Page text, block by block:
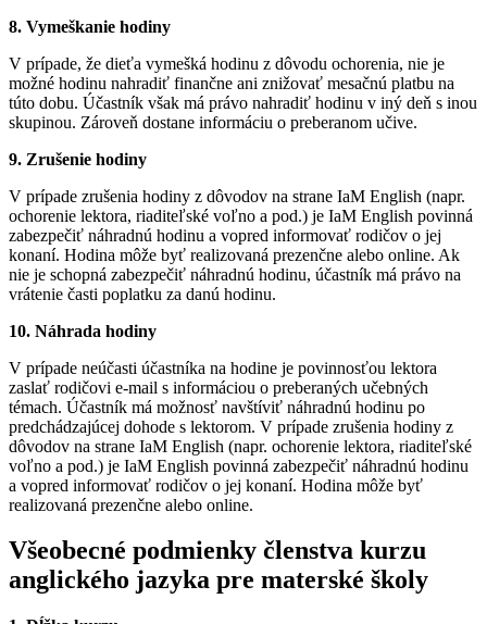
8. Vymeškanie hodiny
V prípade, že dieťa vymešká hodinu z dôvodu ochorenia, nie je
možné hodinu nahradiť finančne ani znižovať mesačnú platbu na
túto dobu. Účastník však má právo nahradiť hodinu v iný deň s inou
skupinou. Zároveň dostane informáciu o preberanom učive.
9. Zrušenie hodiny
V prípade zrušenia hodiny z dôvodov na strane IaM English (napr.
ochorenie lektora, riaditeľské voľno a pod.) je IaM English povinná
zabezpečiť náhradnú hodinu a vopred informovať rodičov o jej
konaní. Hodina môže byť realizovaná prezenčne alebo online. Ak
nie je schopná zabezpečiť náhradnú hodinu, účastník má právo na
vrátenie časti poplatku za danú hodinu.
10. Náhrada hodiny
V prípade neúčasti účastníka na hodine je povinnosťou lektora
zaslať rodičovi e-mail s informáciou o preberaných učebných
témach. Účastník má možnosť navštíviť náhradnú hodinu po
predchádzajúcej dohode s lektorom. V prípade zrušenia hodiny z
dôvodov na strane IaM English (napr. ochorenie lektora, riaditeľské
voľno a pod.) je IaM English povinná zabezpečiť náhradnú hodinu
a vopred informovať rodičov o jej konaní. Hodina môže byť
realizovaná prezenčne alebo online.
Všeobecné podmienky členstva kurzu
anglického jazyka pre materské školy